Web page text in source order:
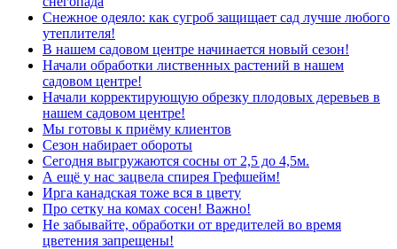
Снежное одеяло: как сугроб защищает сад лучше любого
утеплителя!
В нашем садовом центре начинается новый сезон!
Начали обработки лиственных растений в нашем
садовом центре!
Начали корректирующую обрезку плодовых деревьев в
нашем садовом центре!
Мы готовы к приёму клиентов
Сезон набирает обороты
Сегодня выгружаются сосны от 2,5 до 4,5м.
А ещё у нас зацвела спирея Грефшейм!
Ирга канадская тоже вся в цвету
Про сетку на комах сосен! Важно!
Не забывайте, обработки от вредителей во время
цветения запрещены!